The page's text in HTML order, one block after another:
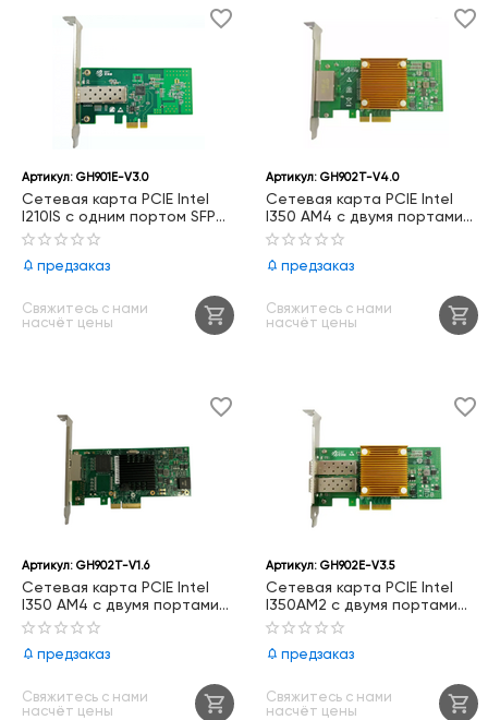
Артикул: GH901E-V3.0
Сетевая карта PCIE Intel
I210IS с одним портом SFP
1GbE, GH901E-V3.0
предзаказ
Свяжитесь с нами
насчёт цены
Артикул: GH902T-V4.0
Сетевая карта PCIE Intel
I350 AM4 с двумя портами
RJ45 1000Base-T, GH902T-
V4.0
предзаказ
Свяжитесь с нами
насчёт цены
Артикул: GH902T-V1.6
Сетевая карта PCIE Intel
I350 AM4 с двумя портами
RJ45 1000Base-T, GH902T-
V1.6
предзаказ
Свяжитесь с нами
насчёт цены
Артикул: GH902E-V3.5
Сетевая карта PCIE Intel
I350AM2 с двумя портами
SFP 1GbE, GH902E-V3.5
предзаказ
Свяжитесь с нами
насчёт цены